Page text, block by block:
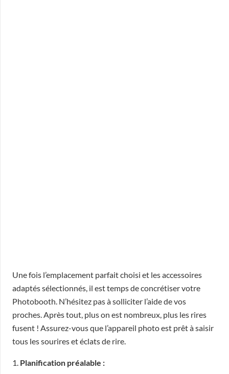
Une fois l’emplacement parfait choisi et les accessoires
adaptés sélectionnés, il est temps de concrétiser votre
Photobooth. N’hésitez pas à solliciter l’aide de vos
proches. Après tout, plus on est nombreux, plus les rires
fusent ! Assurez-vous que l’appareil photo est prêt à saisir
tous les sourires et éclats de rire.
1. Planification préalable :